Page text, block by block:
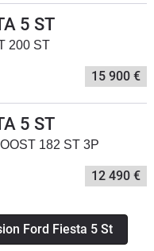
5 ST
200 ST
15 900 €
5 ST
182 ST 3P
12 490 €
Ford Fiesta 5 St